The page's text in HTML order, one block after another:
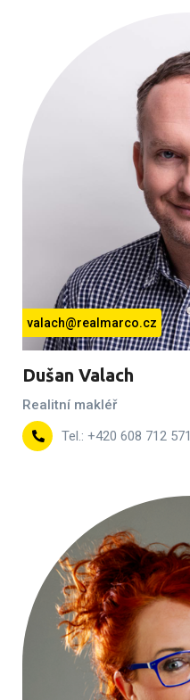
valach@realmarco.cz
Dušan Valach
Realitní makléř
Tel.: +420 608 712 571